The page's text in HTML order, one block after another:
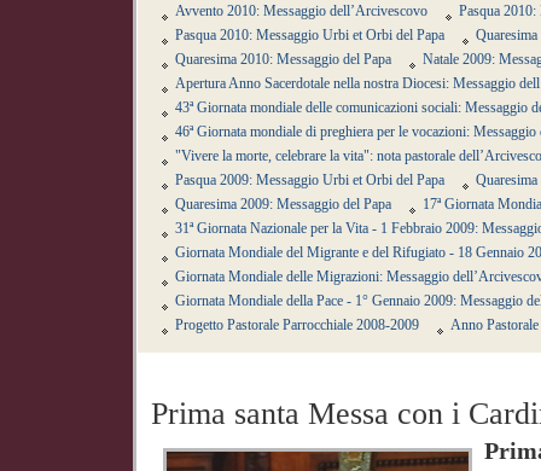
Avvento 2010: Messaggio dell’Arcivescovo
Pasqua
Pasqua 2010: Messaggio Urbi et Orbi del Papa
Quaresima 2010: Messaggio del Papa
Natale 2009:
Apertura Anno Sacerdotale nella nostra Diocesi: Messaggio
43ª Giornata mondiale delle comunicazioni sociali: Messaggio
46ª Giornata mondiale di preghiera per le vocazioni: Messaggio
"Vivere la morte, celebrare la vita": nota pastorale
Pasqua 2009: Messaggio Urbi et Orbi del Papa
Quaresima 2009: Messaggio del Papa
17ª Giornata
31ª Giornata Nazionale per la Vita - 1 Febbraio 2009:
Giornata Mondiale del Migrante e del Rifugiato - 18 Gennaio
Giornata Mondiale delle Migrazioni: Messaggio
Giornata Mondiale della Pace - 1° Gennaio 2009: Messaggio
Progetto Pastorale Parrocchiale 2008-2009
Anno
Prima santa Messa con i